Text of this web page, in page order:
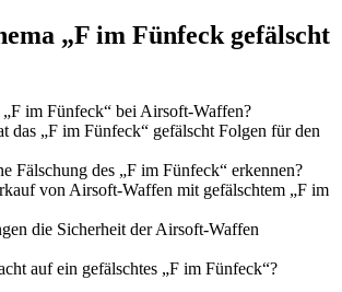
„F im Fünfeck gefälscht
„F im Fünfeck“ bei Airsoft-Waffen?
das „F im Fünfeck“ gefälscht Folgen für den
Fälschung des „F im Fünfeck“ erkennen?
von Airsoft-Waffen mit gefälschtem „F im
die Sicherheit der Airsoft-Waffen
auf ein gefälschtes „F im Fünfeck“?